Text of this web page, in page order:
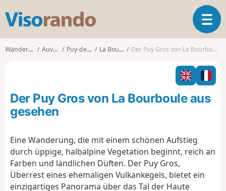
s
o
o
T
o
l
n
a
t
Wanderungen Auvergne Puy-de-Dôme La Bourboule Der Puy Gros von La Bourboule aus gesehen
Der Puy Gros von La Bourboule aus
gesehen
Eine Wanderung, die mit einem schönen Aufstieg
durch üppige, halbalpine Vegetation beginnt, reich an
Farben und ländlichen Düften. Der Puy Gros,
Überrest eines ehemaligen Vulkankegels, bietet ein
einzigartiges Panorama über das Tal der Haute